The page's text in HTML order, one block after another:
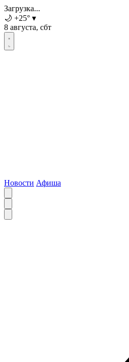
Загрузка...
🌙 +25° ▾
8 августа, сбт
Новости Афиша